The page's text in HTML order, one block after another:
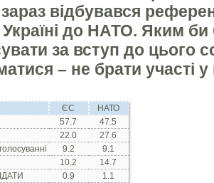
відбувався
Україні до НАТО. Яким
за вступ до цього
– не брати участі у
ЄС
НАТО
57.7
47.5
22.0
27.6
9.2
9.1
10.2
14.7
0.9 1.1